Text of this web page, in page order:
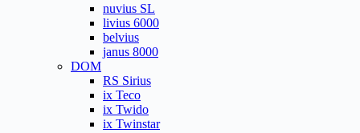
nuvius SL
livius 6000
belvius
janus 8000
DOM
RS Sirius
ix Teco
ix Twido
ix Twinstar